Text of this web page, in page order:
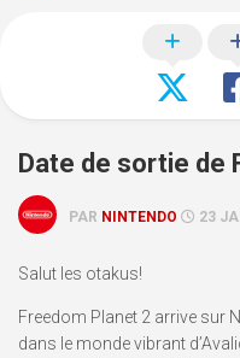
Date de sortie de
PAR NINTENDO 23
Salut les otakus!
Freedom Planet 2 arrive sur
dans le monde vibrant